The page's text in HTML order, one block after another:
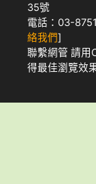
35號
電話：03-
絡我們]
聯繫網管 請用
得最佳瀏覽效